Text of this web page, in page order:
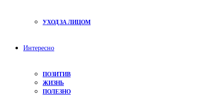
УХОД ЗА ЛИЦОМ
Интересно
ПОЗИТИВ
ЖИЗНЬ
ПОЛЕЗНО